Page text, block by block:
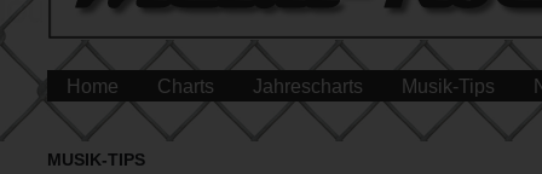
Home Charts Jahrescharts Musik-Tips
MUSIK-TIPS